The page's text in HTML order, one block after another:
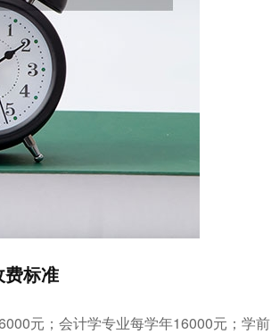
标准
元；会计学专业每学年16000元；学前